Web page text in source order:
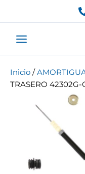
Inicio /
TRASERO 42302G-